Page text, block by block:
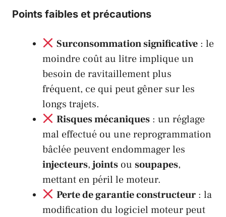
Points faibles et précautions
Surconsommation significative: le
moindre coût au litre implique un
besoin de ravitaillement plus
fréquent, ce qui peut gêner sur les
longs trajets.
Risques mécaniques: un réglage
mal effectué ou une reprogrammation
bâclée peuvent endommager les
injecteurs, joints ou soupapes,
mettant en péril le moteur.
Perte de garantie constructeur: la
modification du logiciel moteur peut